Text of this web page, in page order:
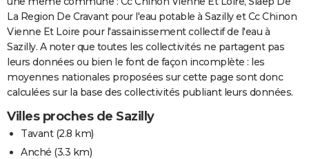
La Region De Cravant pour l'eau potable à Sazilly et Cc Chinon
Vienne Et Loire pour l'assainissement collectif de l'eau à
Sazilly. A noter que toutes les collectivités ne partagent pas
leurs données ou bien le font de façon incomplète : les
moyennes nationales proposées sur cette page sont donc
calculées sur la base des collectivités publiant leurs données.
Villes proches de Sazilly
Tavant(2.8 km)
Anché (3.3 km)